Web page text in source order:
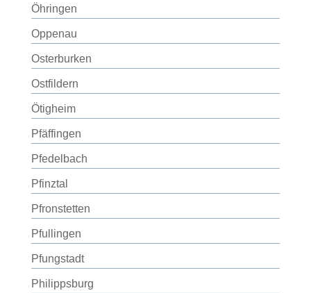
Öhringen
Oppenau
Osterburken
Ostfildern
Ötigheim
Pfäffingen
Pfedelbach
Pfinztal
Pfronstetten
Pfullingen
Pfungstadt
Philippsburg